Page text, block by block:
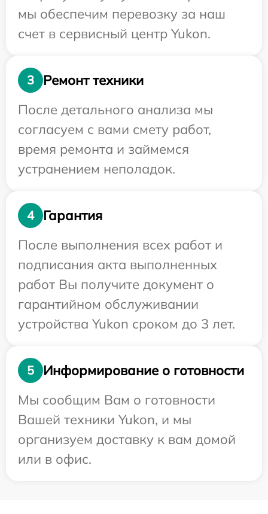
мы обеспечим перевозку за наш
счет в сервисный центр Yukon.
3
Ремонт техники
После детального анализа мы
согласуем с вами смету работ,
время ремонта и займемся
устранением неполадок.
4
Гарантия
После выполнения всех работ и
подписания акта выполненных
работ Вы получите документ о
гарантийном обслуживании
устройства Yukon сроком до 3 лет.
5
Информирование о готовности
Мы сообщим Вам о готовности
Вашей техники Yukon, и мы
организуем доставку к вам домой
или в офис.